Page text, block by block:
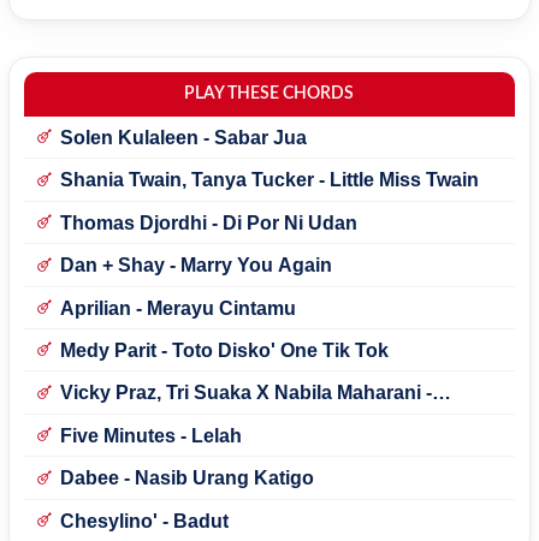
PLAY THESE CHORDS
Solen Kulaleen - Sabar Jua
Shania Twain, Tanya Tucker - Little Miss Twain
Thomas Djordhi - Di Por Ni Udan
Dan + Shay - Marry You Again
Aprilian - Merayu Cintamu
Medy Parit - Toto Disko' One Tik Tok
Vicky Praz, Tri Suaka X Nabila Maharani -
Five Minutes - Lelah
Dabee - Nasib Urang Katigo
Chesylino' - Badut